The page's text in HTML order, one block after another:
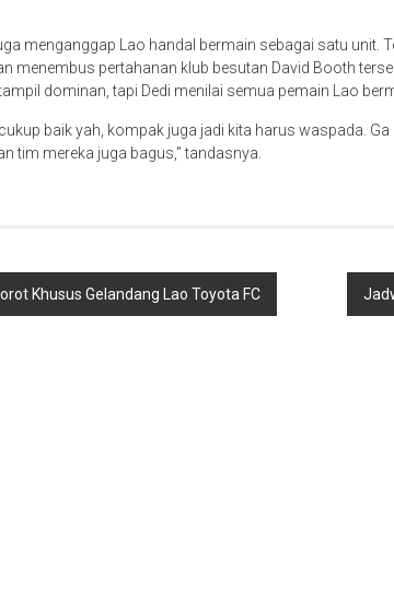
menganggap Lao handal bermain sebagai satu unit.
menembus pertahanan klub besutan David Booth
dominan, tapi Dedi menilai semua pemain Lao
baik yah, kompak juga jadi kita harus waspada.
tim mereka juga bagus,” tandasnya.
Khusus Gelandang Lao Toyota FC